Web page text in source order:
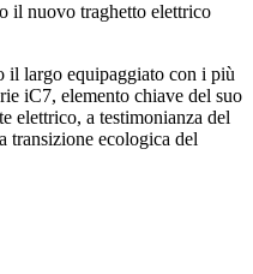
il nuovo traghetto elettrico
il largo equipaggiato con i più
iC7, elemento chiave del suo
elettrico, a testimonianza del
transizione ecologica del